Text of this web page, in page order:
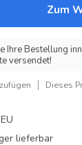
Zum
Ihre Bestellung
versendet!
Dieses
lieferbar